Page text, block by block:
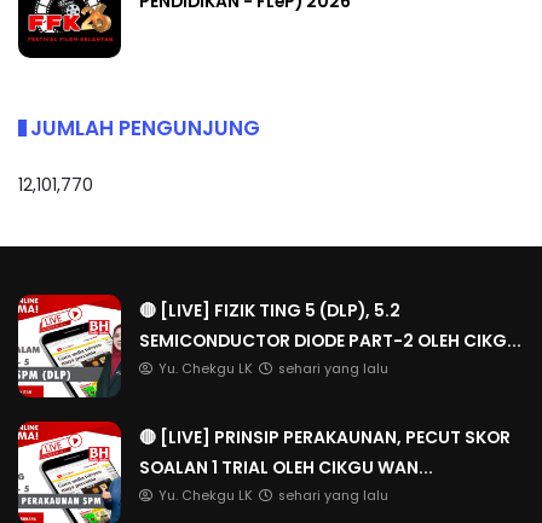
JUMLAH PENGUNJUNG
12,101,770
🔴 [LIVE] FIZIK TING 5 (DLP), 5.2
SEMICONDUCTOR DIODE PART-2 OLEH CIKG...
Yu. Chekgu LK sehari yang lalu
🔴 [LIVE] PRINSIP PERAKAUNAN, PECUT SKOR
SOALAN 1 TRIAL OLEH CIKGU WAN...
Yu. Chekgu LK sehari yang lalu